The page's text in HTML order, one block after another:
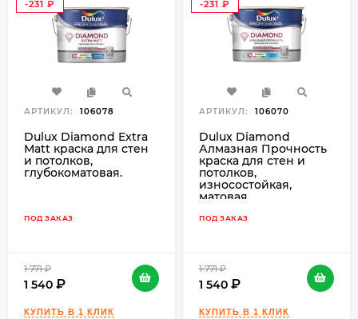
-231
₽
АРТИКУЛ: 106078
Dulux Diamond Extra
Matt краска для стен
и потолков,
глубокоматовая.
ПОД ЗАКАЗ
1 771
1 540
-231
₽
АРТИКУЛ: 106070
Dulux Diamond
Алмазная Прочность
краска для стен и
потолков,
износостойкая,
матовая.
ПОД ЗАКАЗ
1 771
1 540